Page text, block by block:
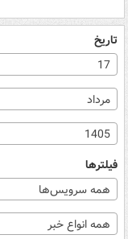
تاریخ
17
مرداد
1405
فیلترها
همه سرویس‌ها
همه انواع خبر